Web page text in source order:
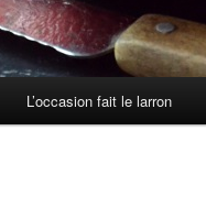
L’occasion fait le larron